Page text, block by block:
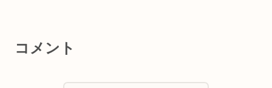
コメント